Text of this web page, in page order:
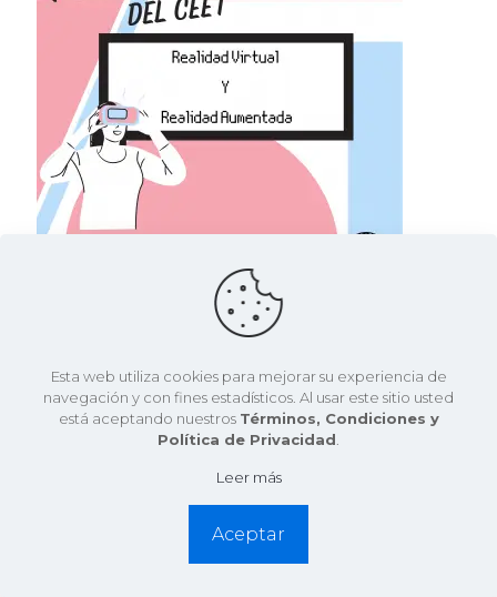
5 mayo, 2021
Aumentada
Estudiando el sector nos dimos cuenta de que: Hay
una disrupción en modelos de negocio, e-Sports y
medicina Se realizan torneos online utilizando
únicamente VR (Onward).
Esta web utiliza cookies para mejorar su experiencia de
navegación y con fines estadísticos. Al usar este sitio usted
está aceptando nuestros Términos, Condiciones y
Política de Privacidad
Leer más
Aceptar